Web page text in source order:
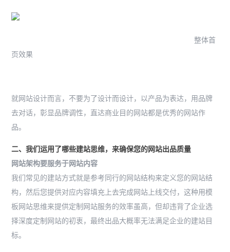
整体首
页效果
就网站设计而言，不要为了设计而设计，以产品为表达，用品牌
去对话，彰显品牌调性，直达商业目的网站都是优秀的网站作
品。
二、我们运用了哪些建站思维，来确保您的网站出品质量
网站架构要服务于网站内容
我们常见的建站方式就是参考同行的网站结构来定义您的网站结
构，然后您提供对应内容填充上去完成网站上线交付，这种用模
板网站思维来提供定制网站服务的效率虽高，但却违背了企业选
择深度定制网站的初衷，最终出品大概率无法满足企业的建站目
标。